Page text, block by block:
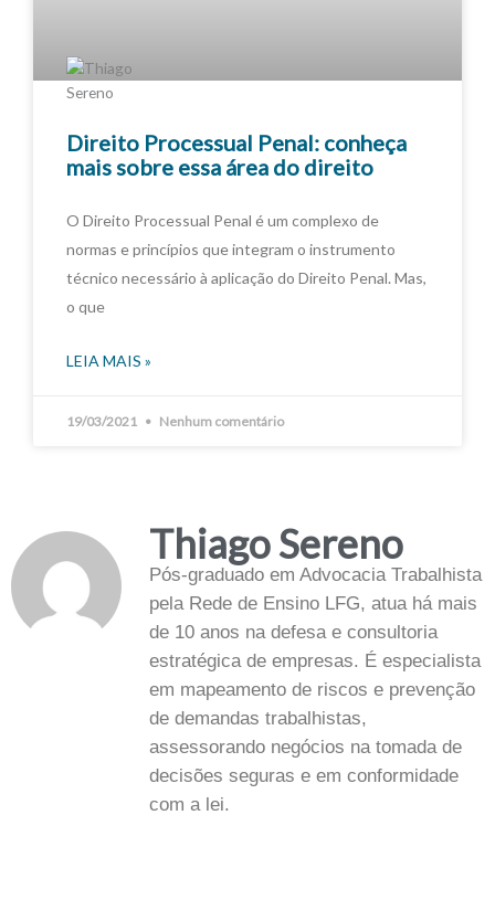
Direito Processual Penal: conheça
mais sobre essa área do direito
O Direito Processual Penal é um complexo de
normas e princípios que integram o instrumento
técnico necessário à aplicação do Direito Penal. Mas,
o que
LEIA MAIS »
19/03/2021 Nenhum comentário
Thiago Sereno
Pós-graduado em Advocacia Trabalhista
pela Rede de Ensino LFG, atua há mais
de 10 anos na defesa e consultoria
estratégica de empresas. É especialista
em mapeamento de riscos e prevenção
de demandas trabalhistas,
assessorando negócios na tomada de
decisões seguras e em conformidade
com a lei.